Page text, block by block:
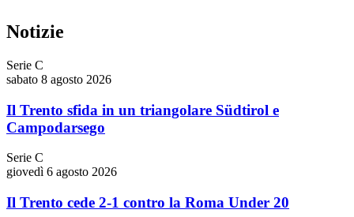
Notizie
Serie C
sabato 8 agosto 2026
Il Trento sfida in un triangolare Südtirol e
Campodarsego
Serie C
giovedì 6 agosto 2026
Il Trento cede 2-1 contro la Roma Under 20